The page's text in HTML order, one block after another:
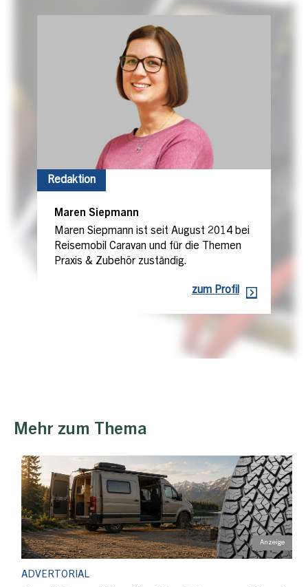
Redaktion
Maren Siepmann
Maren Siepmann ist seit August 2014 bei
Reisemobil Caravan und für die Themen
Praxis & Zubehör zuständig.
zum Profil
Mehr zum Thema
ADVERTORIAL